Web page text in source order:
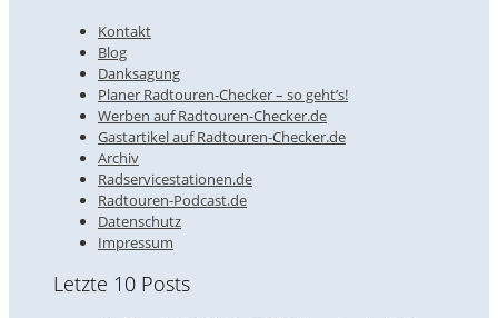
Kontakt
Blog
Danksagung
Planer Radtouren-Checker – so geht’s!
Werben auf Radtouren-Checker.de
Gastartikel auf Radtouren-Checker.de
Archiv
Radservicestationen.de
Radtouren-Podcast.de
Datenschutz
Impressum
Letzte 10 Posts